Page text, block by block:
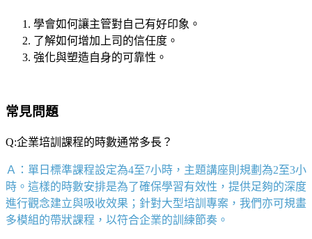
學會如何讓主管對自己有好印象。
了解如何增加上司的信任度。
強化與塑造自身的可靠性。
常見問題
Q:企業培訓課程的時數通常多長？
Ａ：單日標準課程設定為4至7小時，主題講座則規劃為2至3小
時。這樣的時數安排是為了確保學習有效性，提供足夠的深度
進行觀念建立與吸收效果；針對大型培訓專案，我們亦可規畫
多模組的帶狀課程，以符合企業的訓練節奏。